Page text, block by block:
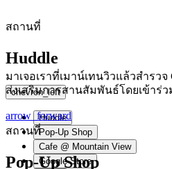
มาเจอเราที่เมาน์เทนวิวแล้วสำรวจ
chevron_left
Huddle
Pop-Up Shop
Cafe @ Mountain View
Google Store
สถานที่
Huddle
ส่งเสริมการสานสัมพันธ์โดยเข้าร่
arrow_forward
สถานที่
Pop-Up Shop